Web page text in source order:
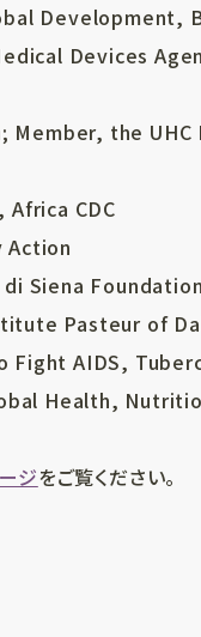
Development,
Devices
the
CDC
Action
Siena Foundation
Pasteur of
AIDS,
Health,
ジをご覧ください。